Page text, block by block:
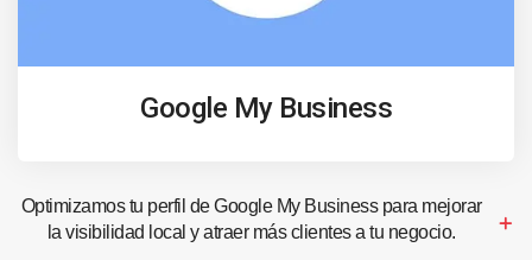
Google My Business
Optimizamos tu perfil de Google My Business para mejorar
la visibilidad local y atraer más clientes a tu negocio.